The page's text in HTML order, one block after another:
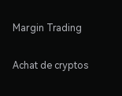
Margin Trading
Achat de cryptos